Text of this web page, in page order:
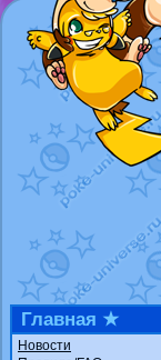
Главная ★
Новости